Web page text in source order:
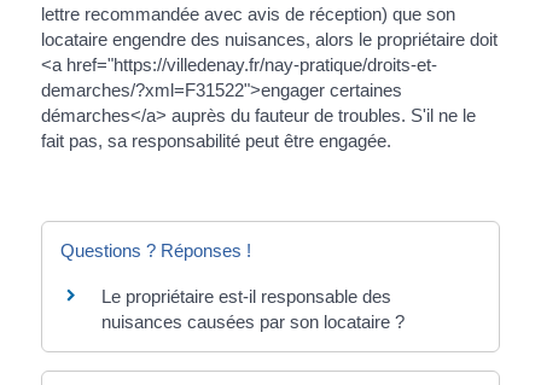
lettre recommandée avec avis de réception) que son
locataire engendre des nuisances, alors le propriétaire doit
<a href="https://villedenay.fr/nay-pratique/droits-et-
demarches/?xml=F31522">engager certaines
démarches</a> auprès du fauteur de troubles. S'il ne le
fait pas, sa responsabilité peut être engagée.
Questions ? Réponses !
Le propriétaire est-il responsable des
nuisances causées par son locataire ?